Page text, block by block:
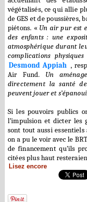
végétalisés, ce qui allie
de GES et de poussières,
piétons. « Un air pur est
des enfants : une
atmosphérique durant
complications
Desmond Appiah ,
Air Fund. Un
directement la santé
peuvent jouer et
Si les pouvoirs publics
l’impulsion et dicter les
sont tout aussi
on a pu le voir avec le
de financement qu’ils
citées plus haut
Lisez encore